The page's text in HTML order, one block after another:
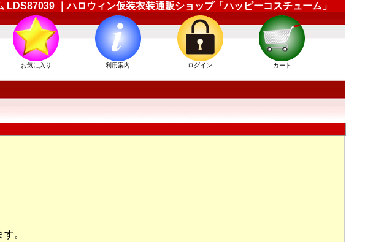
｜ハロウィン仮装衣装通販ショップ「ハッピーコスチューム」
お気に入り 利用案内 ログイン カート
。